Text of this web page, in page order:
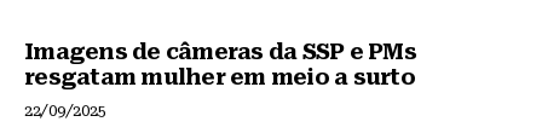
Imagens de câmeras da SSP e PMs
resgatam mulher em meio a surto
22/09/2025